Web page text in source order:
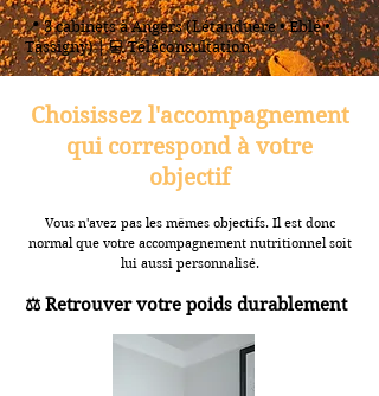
📍 3 cabinets à Angers (Létanduère • Eblé •
Tassigny) | 💻 Téléconsultation
Choisissez l'accompagnement
qui correspond à votre
objectif
Vous n'avez pas les mêmes objectifs. Il est donc
normal que votre accompagnement nutritionnel soit
lui aussi personnalisé.
⚖️ Retrouver votre poids durablement